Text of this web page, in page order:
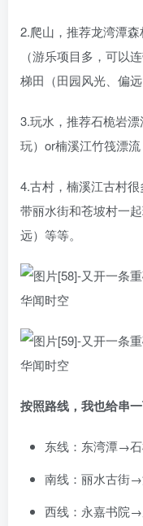
2.爬山，推荐龙湾潭
（游乐项目多，可以
梯田（田园风光、偏远
3.玩水，推荐石桅岩
玩）or楠溪江竹筏漂流
4.古村，楠溪江古村
带丽水街和苍坡村一
远）等等。
按照路线，我也给串一
东线：东湾潭→
南线：丽水古街
西线：永嘉书